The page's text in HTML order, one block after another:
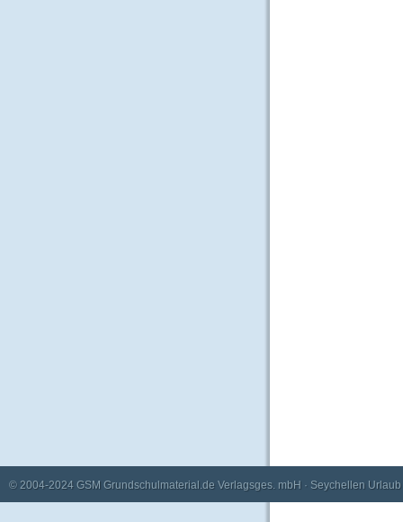
© 2004-2024 GSM Grundschulmaterial.de Verlagsges. mbH · Seychellen Urlaub